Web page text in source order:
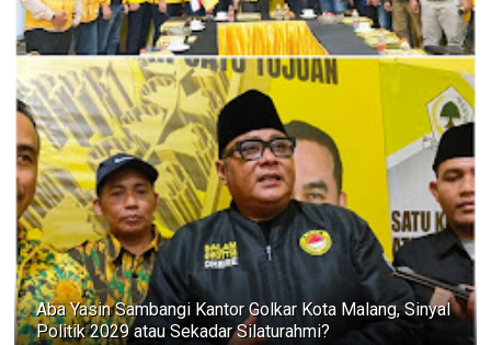
Aba Yasin Sambangi Kantor Golkar Kota Malang, Sinyal
Politik 2029 atau Sekadar Silaturahmi?